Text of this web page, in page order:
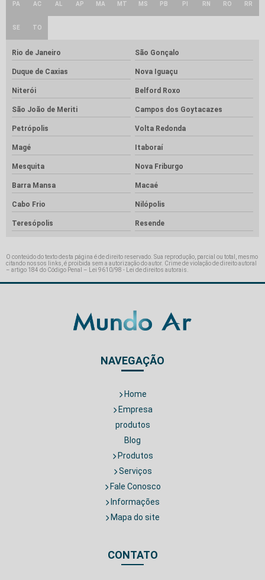
PA AC AL AP MA MT MS PB PI RN RO RR
SE TO
Rio de Janeiro São Gonçalo
Duque de Caxias Nova Iguaçu
Niterói Belford Roxo
São João de Meriti Campos dos Goytacazes
Petrópolis Volta Redonda
Magé Itaboraí
Mesquita Nova Friburgo
Barra Mansa Macaé
Cabo Frio Nilópolis
Teresópolis Resende
O conteúdo do texto desta página é de direito reservado. Sua reprodução, parcial ou total, mesmo
citando nossos links, é proibida sem a autorização do autor. Crime de violação de direito autoral
– artigo 184 do Código Penal –
Lei 9610/98 - Lei de direitos autorais
NAVEGAÇÃO
Home
Empresa
produtos
Blog
Produtos
Serviços
Fale Conosco
Informações
Mapa do site
CONTATO